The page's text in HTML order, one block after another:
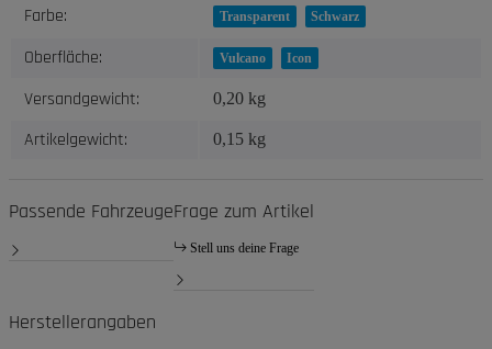
Produkteigenschaft
Wert
Farbe: Transparent Schwarz
Oberfläche: Vulcano Icon
Versandgewicht: 0,20 kg
Artikelgewicht: 0,15 kg
Passende FahrzeugeFrage zum Artikel
Stell uns deine Frage
Herstellerangaben